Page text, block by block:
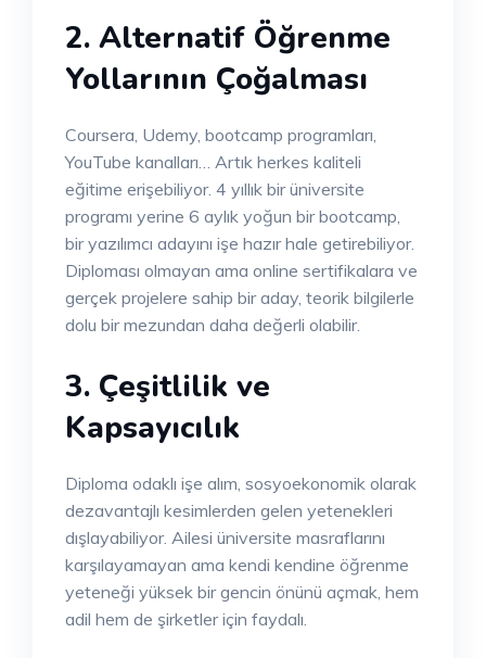
2. Alternatif Öğrenme
Yollarının Çoğalması
Coursera, Udemy, bootcamp programları,
YouTube kanalları… Artık herkes kaliteli
eğitime erişebiliyor. 4 yıllık bir üniversite
programı yerine 6 aylık yoğun bir bootcamp,
bir yazılımcı adayını işe hazır hale getirebiliyor.
Diploması olmayan ama online sertifikalara ve
gerçek projelere sahip bir aday, teorik bilgilerle
dolu bir mezundan daha değerli olabilir.
3. Çeşitlilik ve
Kapsayıcılık
Diploma odaklı işe alım, sosyoekonomik olarak
dezavantajlı kesimlerden gelen yetenekleri
dışlayabiliyor. Ailesi üniversite masraflarını
karşılayamayan ama kendi kendine öğrenme
yeteneği yüksek bir gencin önünü açmak, hem
adil hem de şirketler için faydalı.